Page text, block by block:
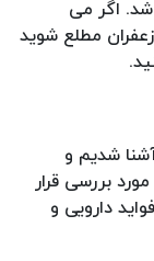
شد. اگر می
مطلع شوید
شدیم و
بررسی قرار
دارویی و